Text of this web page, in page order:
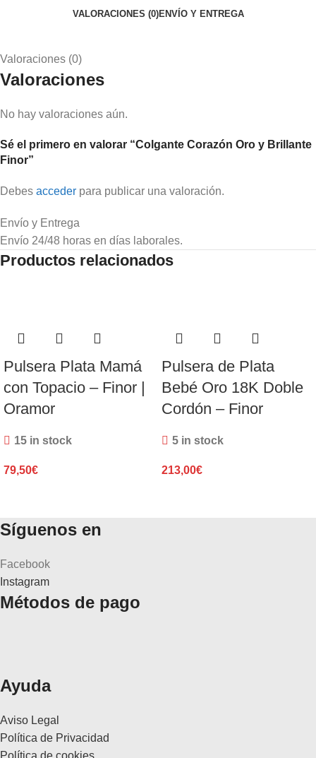
VALORACIONES (0)ENVÍO Y ENTREGA
Valoraciones (0)
Valoraciones
No hay valoraciones aún.
Sé el primero en valorar “Colgante Corazón Oro y Brillante
Finor”
Debes acceder para publicar una valoración.
Envío y Entrega
Envío 24/48 horas en días laborales.
Productos relacionados
Pulsera Plata Mamá
con Topacio – Finor |
Oramor
15 in stock
79,50€
Pulsera de Plata
Bebé Oro 18K Doble
Cordón – Finor
5 in stock
213,00€
Síguenos en
Facebook
Instagram
Métodos de pago
Ayuda
Aviso Legal
Política de Privacidad